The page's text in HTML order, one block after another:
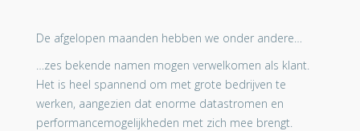
De afgelopen maanden hebben we onder andere…
…zes bekende namen mogen verwelkomen als klant.
Het is heel spannend om met grote bedrijven te
werken, aangezien dat enorme datastromen en
performancemogelijkheden met zich mee brengt.